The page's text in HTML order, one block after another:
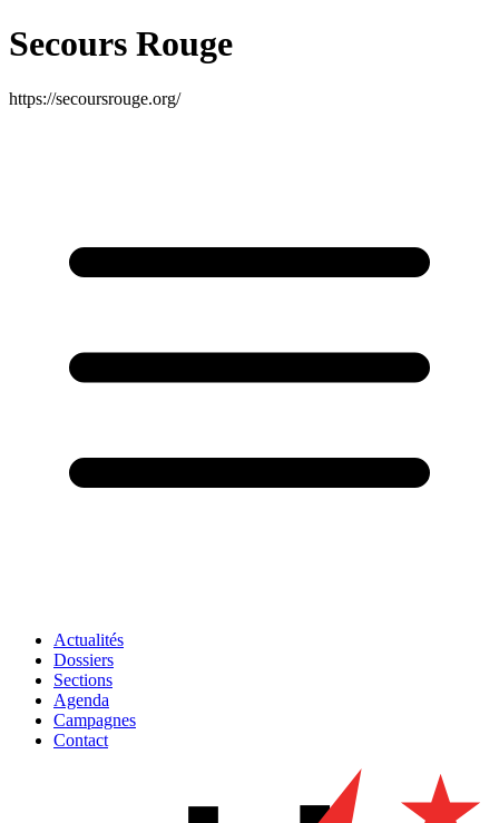
Secours Rouge
https://secoursrouge.org/
Actualités
Dossiers
Sections
Agenda
Campagnes
Contact